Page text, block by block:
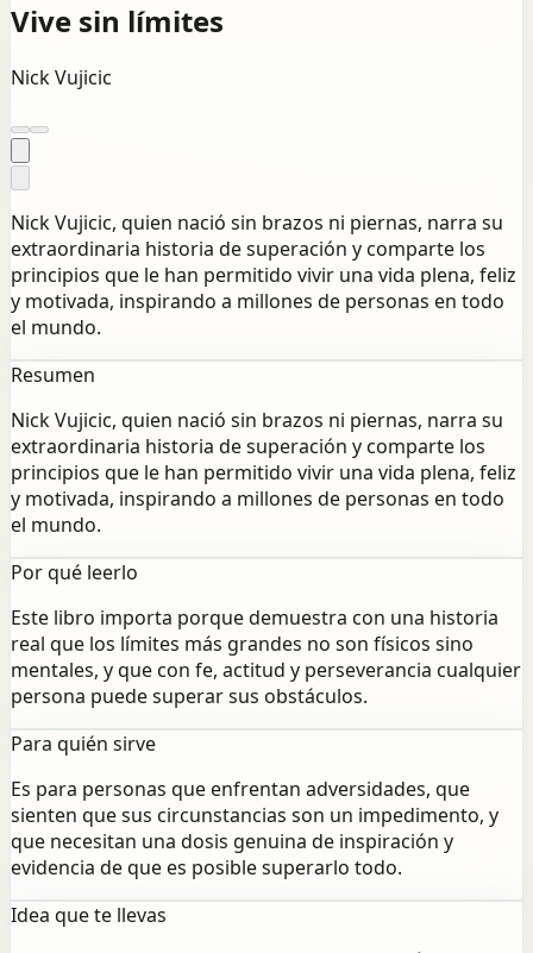
Vive sin límites
Nick Vujicic
Nick Vujicic, quien nació sin brazos ni piernas, narra su
extraordinaria historia de superación y comparte los
principios que le han permitido vivir una vida plena, feliz
y motivada, inspirando a millones de personas en todo
el mundo.
Resumen
Nick Vujicic, quien nació sin brazos ni piernas, narra su
extraordinaria historia de superación y comparte los
principios que le han permitido vivir una vida plena, feliz
y motivada, inspirando a millones de personas en todo
el mundo.
Por qué leerlo
Este libro importa porque demuestra con una historia
real que los límites más grandes no son físicos sino
mentales, y que con fe, actitud y perseverancia cualquier
persona puede superar sus obstáculos.
Para quién sirve
Es para personas que enfrentan adversidades, que
sienten que sus circunstancias son un impedimento, y
que necesitan una dosis genuina de inspiración y
evidencia de que es posible superarlo todo.
Idea que te llevas